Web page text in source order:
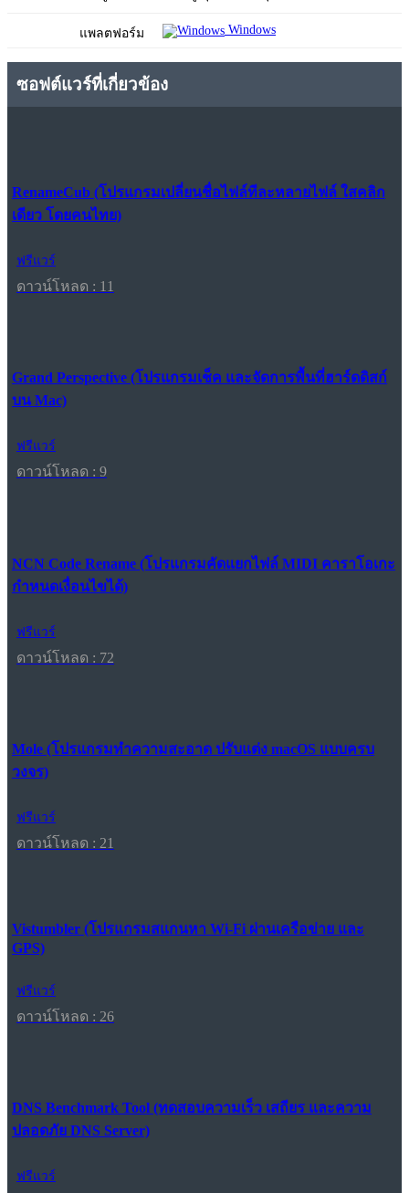
แพลตฟอร์ม Windows
ซอฟต์แวร์ที่เกี่ยวข้อง
RenameCub (โปรแกรมเปลี่ยนชื่อไฟล์ทีละหลายไฟล์ ใสคลิก
เดียว โดยคนไทย)
ฟรีแวร์
ดาวน์โหลด : 11
Grand Perspective (โปรแกรมเช็ค และจัดการพื้นที่ฮาร์ดดิสก์
บน Mac)
ฟรีแวร์
ดาวน์โหลด : 9
NCN Code Rename (โปรแกรมคัดแยกไฟล์ MIDI คาราโอเกะ
กำหนดเงื่อนไขได้)
ฟรีแวร์
ดาวน์โหลด : 72
Mole (โปรแกรมทำความสะอาด ปรับแต่ง macOS แบบครบ
วงจร)
ฟรีแวร์
ดาวน์โหลด : 21
Vistumbler (โปรแกรมสแกนหา Wi-Fi ผ่านเครือข่าย และ
GPS)
ฟรีแวร์
ดาวน์โหลด : 26
DNS Benchmark Tool (ทดสอบความเร็ว เสถียร และความ
ปลอดภัย DNS Server)
ฟรีแวร์